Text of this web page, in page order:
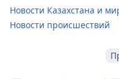
Новости Казахстана и
Новости происшествий